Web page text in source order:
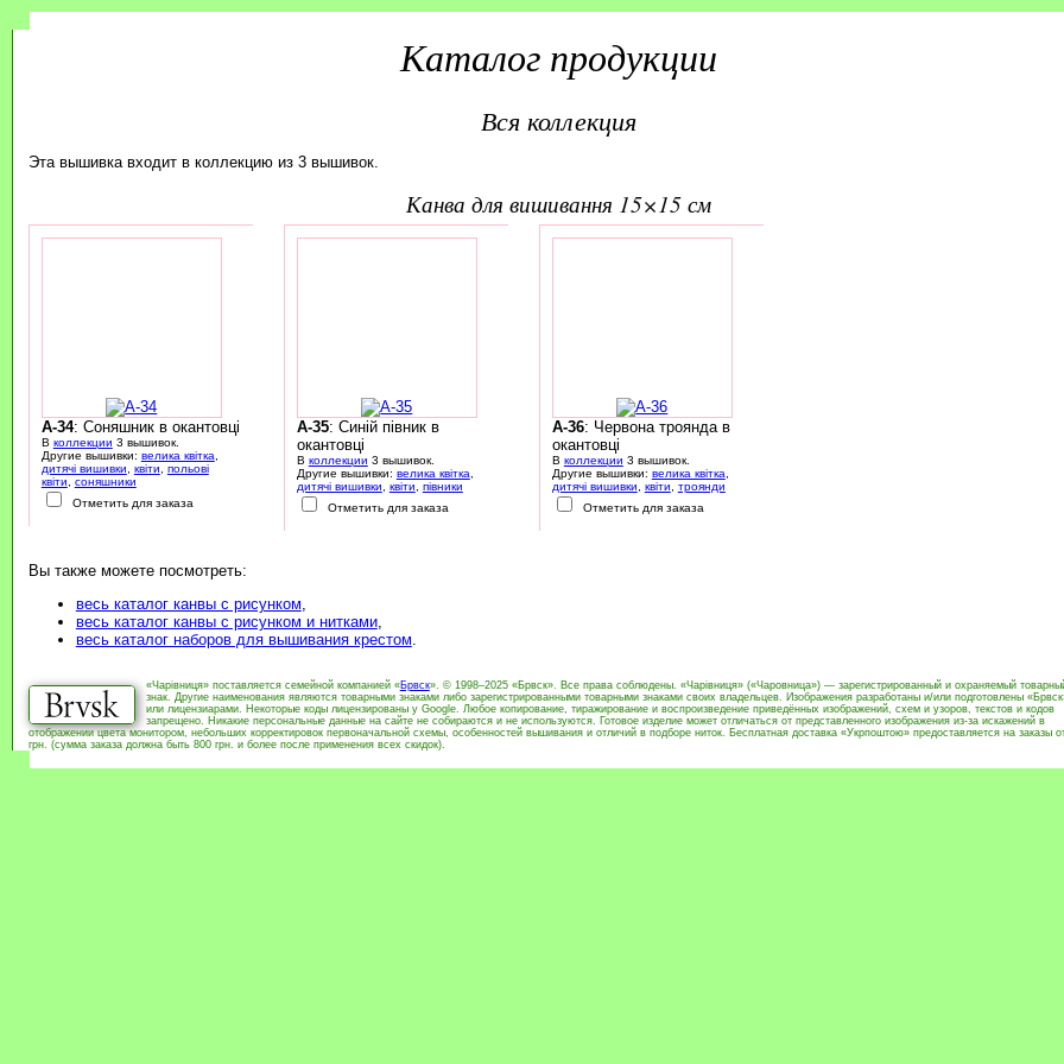
Каталог продукции
Вся коллекция
Эта вышивка входит в коллекцию из 3 вышивок.
канва для вишивання 15×15 см
A-34: Соняшник в окантовці
В коллекции 3 вышивок.
Другие вышивки: велика квітка
дитячі вишивки
квіти
польові
квіти
соняшники
Отметить для заказа
A-35: Синій півник в
окантовці
В коллекции 3 вышивок.
Другие вышивки: велика квітка
дитячі вишивки
квіти
півники
Отметить для заказа
A-36: Червона троянда в
окантовці
В коллекции 3 вышивок.
Другие вышивки: велика квітка
дитячі вишивки
квіти
троянди
Отметить для заказа
Вы также можете посмотреть:
весь каталог канвы с рисунком
весь каталог канвы с рисунком и нитками,
весь каталог наборов для вышивания крестом
«Чарівниця» поставляется семейной компанией «Брвск». © 1998–2025 «Брвск». Все права соблюдены. «Чарівниця» («Чаровница») — зарегистрированный и охраняемый
знак. Другие наименования являются товарными знаками либо зарегистрированными товарными знаками своих владельцев. Изображения разработаны и/или подготовлены
или лицензиарами. Некоторые коды лицензированы у Google. Любое копирование, тиражирование и воспроизведение приведённых изображений, схем и узоров, текстов и кодов
запрещено. Никакие персональные данные на сайте не собираются и не используются. Готовое изделие может отличаться от представленного изображения из-за искажений в
отображении цвета монитором, небольших корректировок первоначальной схемы, особенностей вышивания и отличий в подборе ниток. Бесплатная доставка «Укрпоштою» предоставляется на заказы
грн. (сумма заказа должна быть 800 грн. и более после применения всех скидок).